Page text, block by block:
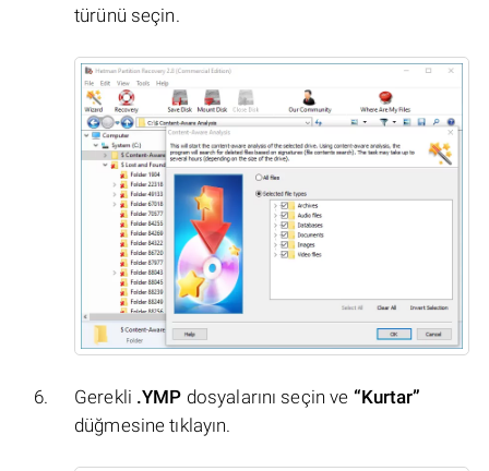
türünü seçin.
Gerekli .YMP dosyalarını seçin ve “Kurtar”
düğmesine tıklayın.